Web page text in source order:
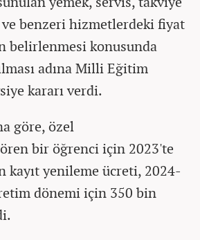
ve benzeri hizmetlerdeki fiyat
belirlenmesi konusunda
adına Milli Eğitim
kararı verdi.
göre, özel
bir öğrenci için 2023'te
kayıt yenileme ücreti, 2024-
dönemi için 350 bin